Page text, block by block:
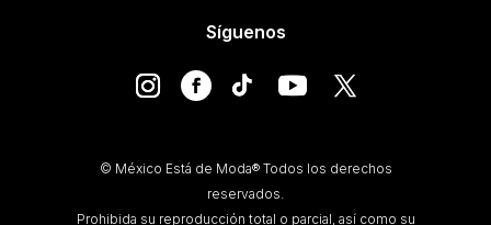
Síguenos
© México Está de Moda® Todos los derechos
reservados.
Prohibida su reproducción total o parcial, así como su